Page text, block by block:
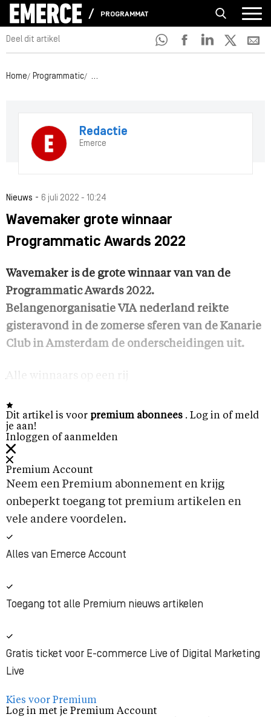
PROGRAMMATIC
Deel dit artikel
Home Programmatic Wavemaker grote winnaar Programmatic
Redactie
Emerce
Nieuws - 6 juli 2022 - 10:24
Wavemaker grote winnaar
Programmatic Awards 2022
Wavemaker is de grote winnaar van van de
Programmatic Awards 2022.
Belangenorganisatie VIA nederland reikte
gisteravond in de zomerse sferen van de Kanarie
Club in Amsterdam de onderscheidingen uit.
Alle winnaars op een rij
Dit artikel is voor premium abonnees . Log in of meld
je aan!
Inloggen of aanmelden
Premium Account
Neem een Premium abonnement en krijg
onbeperkt toegang tot premium artikelen en
vele andere voordelen.
Alles van Emerce Account
Toegang tot alle Premium nieuws artikelen
Gratis ticket voor E-commerce Live of Digital Marketing
Live
Kies voor Premium
Log in met je Premium Account